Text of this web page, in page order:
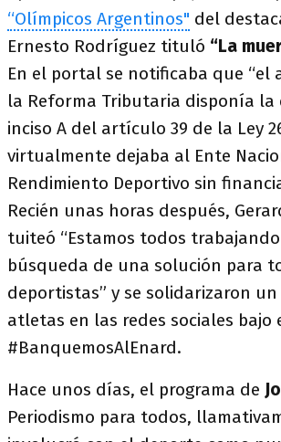
“Olímpicos Argentinos" del
Ernesto Rodríguez tituló “La
En el portal se notificaba que “el
la Reforma Tributaria disponía la
inciso A del artículo 39 de la Ley
virtualmente dejaba al Ente
Rendimiento Deportivo sin
Recién unas horas después,
tuiteó “Estamos todos
búsqueda de una solución para
deportistas” y se solidarizaron
atletas en las redes sociales bajo
#BanquemosAlEnard.
Hace unos días, el programa de
Periodismo para todos,